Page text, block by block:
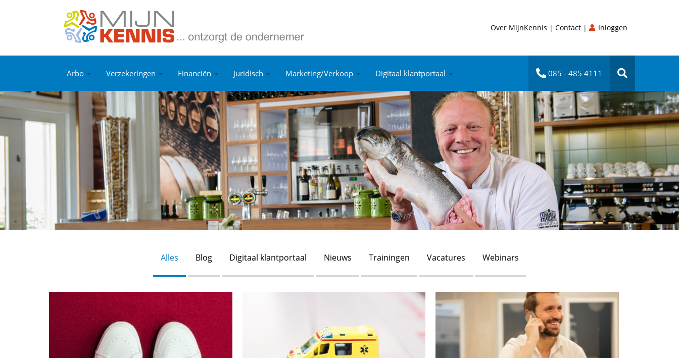
Over MijnKennis | Contact | Inloggen
Arbo Verzekeringen Financiën Juridisch Marketing/Verkoop Digitaal klantportaal 085 - 485 4111
Alles Blog Digitaal klantportaal Nieuws Trainingen Vacatures Webinars